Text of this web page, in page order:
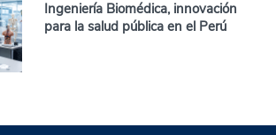
Ingeniería Biomédica, innovación
para la salud pública en el Perú